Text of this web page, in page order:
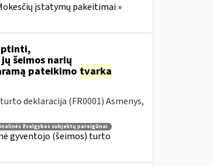
įstatymų pakeitimai »
šeimos narių
pateikimo tvarka
deklaracija (FR0001) Asmenys,
žvalgybos subjektų pareigūnai
gyventojo (šeimos) turto